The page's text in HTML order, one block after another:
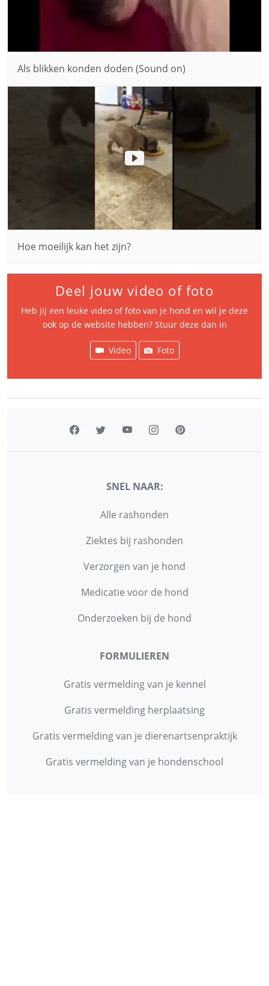
Als blikken konden doden (Sound on)
Hoe moeilijk kan het zijn?
Deel jouw video of foto
Heb jij een leuke video of foto van je hond en wil je deze
ook op de website hebben? Stuur deze dan in
Video Foto
SNEL NAAR:
Alle rashonden
Ziektes bij rashonden
Verzorgen van je hond
Medicatie voor de hond
Onderzoeken bij de hond
FORMULIEREN
Gratis vermelding van je kennel
Gratis vermelding herplaatsing
Gratis vermelding van je dierenartsenpraktijk
Gratis vermelding van je hondenschool